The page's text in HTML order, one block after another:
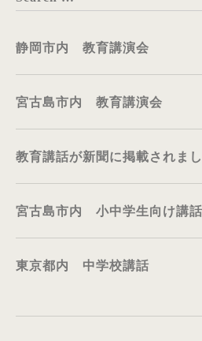
静岡市内 教育講演会
宮古島市内 教育講演会
教育講話が新聞に掲載されま
宮古島市内 小中学生向け講話
東京都内 中学校講話